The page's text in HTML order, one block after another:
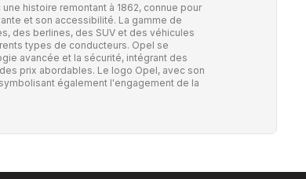
histoire remontant à 1862, connue pour
et son accessibilité. La gamme de
des berlines, des SUV et des véhicules
types de conducteurs. Opel se
avancée et la sécurité, intégrant des
prix abordables. Le logo Opel, avec son
également l'engagement de la